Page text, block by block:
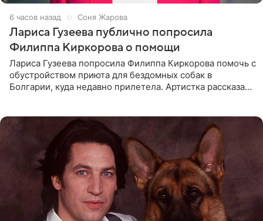
6 часов назад Соня Жарова
Лариса Гузеева публично попросила
Филиппа Киркорова о помощи
Лариса Гузеева попросила Филиппа Киркорова помочь с
обустройством приюта для бездомных собак в
Болгарии, куда недавно прилетела. Артистка рассказала